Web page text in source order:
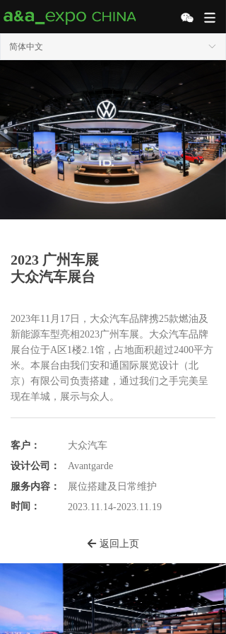
ꀅ
简体中文
2023 广州车展
大众汽车展台
2023年11月17日，大众汽车品牌携25款燃油及
新能源车型亮相2023广州车展。大众汽车品牌
展台位于A区1楼2.1馆，占地面积超过2400平方
米。本展台由我们安和通国际展览设计（北
京）有限公司负责搭建，通过我们之手完美呈
现在羊城，展示与众人。
客户：
设计公司：
服务内容：
时间：
大众汽车
Avantgarde
展位搭建及日常维护
2023.11.14-2023.11.19
녔 返回上页